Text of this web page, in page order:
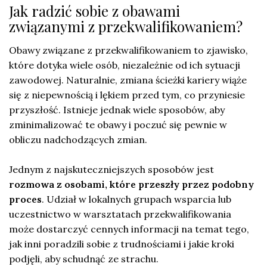
Jak radzić sobie z obawami
związanymi z przekwalifikowaniem?
Obawy związane z przekwalifikowaniem to zjawisko,
które dotyka wiele osób, niezależnie od ich sytuacji
zawodowej. Naturalnie, zmiana ścieżki kariery wiąże
się z niepewnością i lękiem przed tym, co przyniesie
przyszłość. Istnieje jednak wiele sposobów, aby
zminimalizować te obawy i poczuć się pewnie w
obliczu nadchodzących zmian.
Jednym z najskuteczniejszych sposobów jest
rozmowa z osobami, które przeszły przez podobny
proces. Udział w lokalnych grupach wsparcia lub
uczestnictwo w warsztatach przekwalifikowania
może dostarczyć cennych informacji na temat tego,
jak inni poradzili sobie z trudnościami i jakie kroki
podjęli, aby schudnąć ze strachu.